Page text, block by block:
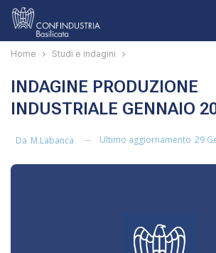
Home Studi e indagini
INDAGINE PRODUZIONE
INDUSTRIALE GENNAIO
Da M.labanca Ultimo aggiornamento 29